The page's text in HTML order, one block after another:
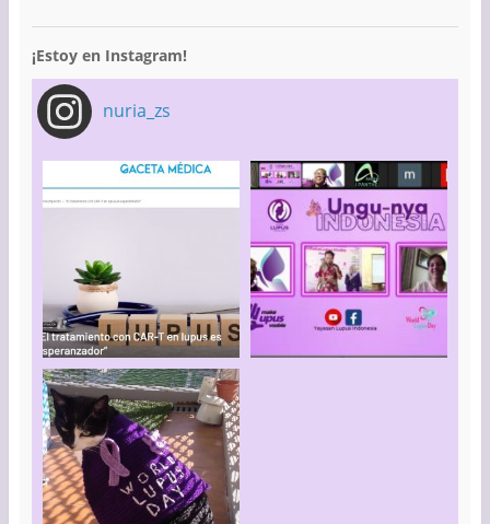
¡Estoy en Instagram!
nuria_zs